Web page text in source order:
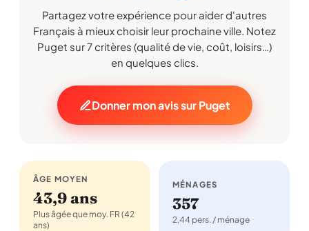
Partagez votre expérience pour aider d'autres
Français à mieux choisir leur prochaine ville. Notez
Puget sur 7 critères (qualité de vie, coût, loisirs…)
en quelques clics.
Donner mon avis sur Puget
ÂGE MOYEN
43,9 ans
Plus âgée que moy. FR (42
ans)
MÉNAGES
357
2,44 pers. / ménage